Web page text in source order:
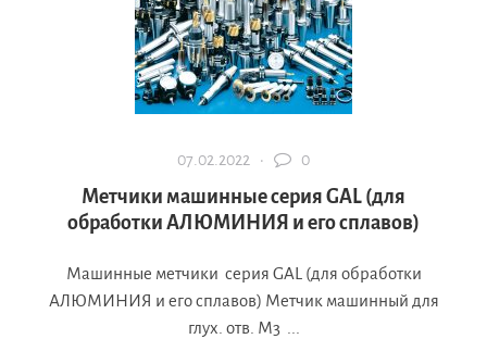
07.02.2022 · 0
Метчики машинные серия GAL (для
обработки АЛЮМИНИЯ и его сплавов)
Машинные метчики серия GAL (для обработки
АЛЮМИНИЯ и его сплавов) Метчик машинный для
глух. отв. М3 ...